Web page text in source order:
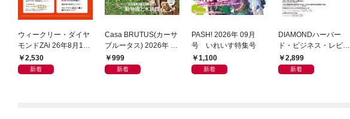
ウィークリー・ダイヤ
モンドZAi 26年8月10
日・17日合併号
2,530
新着
Casa BRUTUS(カーサ
ブルータス) 2026年 9
月号 [もっと学べる！
動物園と水族館]
999
新着
PASH! 2026年 09月
号 いれいす特集号
1,100
新着
DIAMONDハーバー
ド・ビジネス・レビュ
ー 2026年9月号 特集
「上司をマネジメント
2,899
新着